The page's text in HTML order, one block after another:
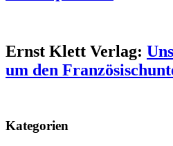
Ernst Klett Verlag:
um den
Kategorien